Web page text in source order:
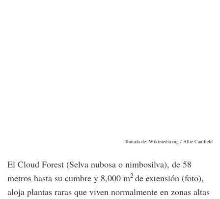
Tomada de: Wikimedia.org / Allie Caulfield
El Cloud Forest (Selva nubosa o nimbosilva), de 58
metros hasta su cumbre y 8,000 m2de extensión (foto),
aloja plantas raras que viven normalmente en zonas altas